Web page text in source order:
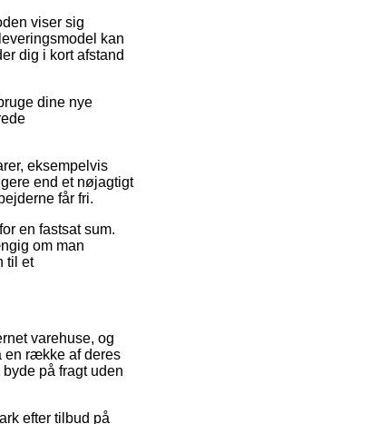
viser sig
kan
dig i kort afstand
dine nye
eksempelvis
end et nøjagtigt
får fri.
en fastsat sum.
om man
til et
varehuse, og
en række af deres
på fragt uden
efter tilbud på